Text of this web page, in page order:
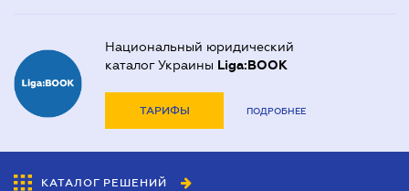
Национальный юридический
каталог Украины Liga:BOOK
ТАРИФЫ ПОДРОБНЕЕ
КАТАЛОГ РЕШЕНИЙ